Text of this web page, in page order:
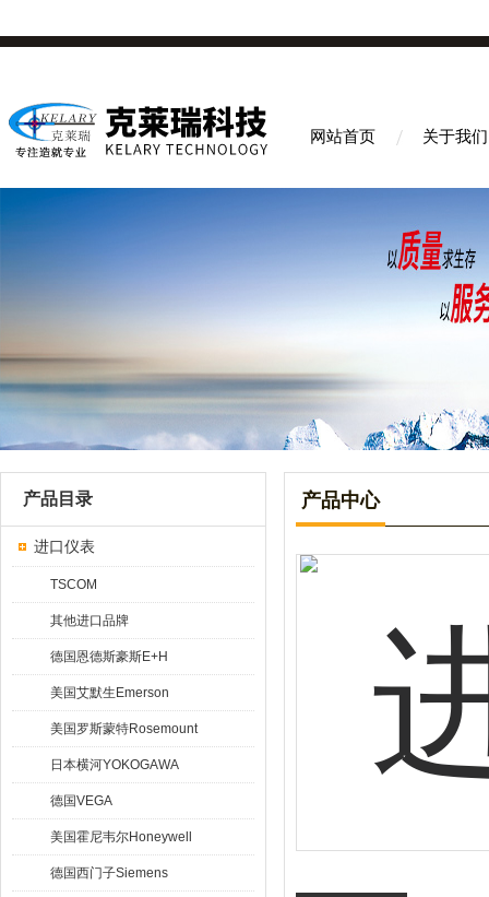
网站首页 关于我们
产品目录
进口仪表
TSCOM
其他进口品牌
德国恩德斯豪斯E+H
美国艾默生Emerson
美国罗斯蒙特Rosemount
日本横河YOKOGAWA
德国VEGA
美国霍尼韦尔Honeywell
德国西门子Siemens
产品中心